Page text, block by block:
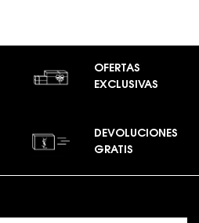
OFERTAS
EXCLUSIVAS
DEVOLUCIONES
GRATIS